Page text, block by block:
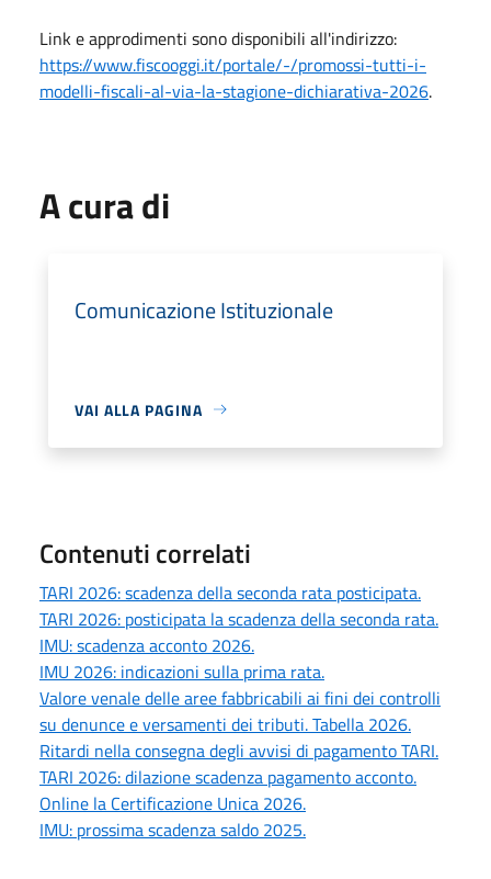
Link e approdimenti sono disponibili all'indirizzo:
https://www.fiscooggi.it/portale/-/promossi-tutti-i-
modelli-fiscali-al-via-la-stagione-dichiarativa-2026.
A cura di
Comunicazione Istituzionale
VAI ALLA PAGINA
Contenuti correlati
TARI 2026: scadenza della seconda rata posticipata.
TARI 2026: posticipata la scadenza della seconda rata.
IMU: scadenza acconto 2026.
IMU 2026: indicazioni sulla prima rata.
Valore venale delle aree fabbricabili ai fini dei controlli
su denunce e versamenti dei tributi. Tabella 2026.
Ritardi nella consegna degli avvisi di pagamento TARI.
TARI 2026: dilazione scadenza pagamento acconto.
Online la Certificazione Unica 2026.
IMU: prossima scadenza saldo 2025.